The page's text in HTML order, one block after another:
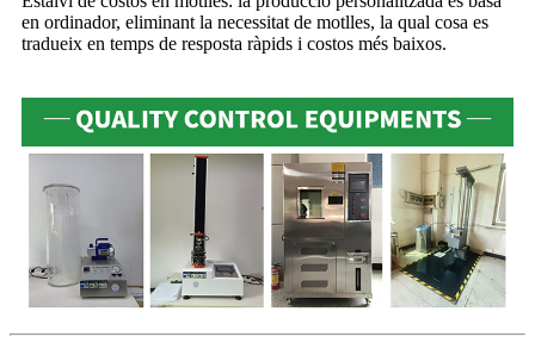
en ordinador, eliminant la necessitat de motlles, la qual cosa es
tradueix en temps de resposta ràpids i costos més baixos.